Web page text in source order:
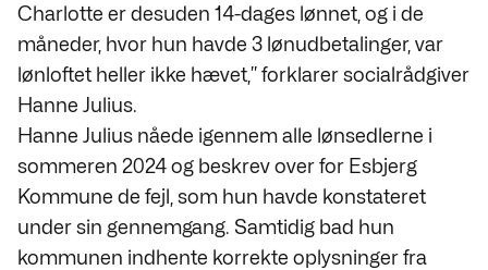
Charlotte er desuden 14-dages lønnet, og i de
måneder, hvor hun havde 3 lønudbetalinger, var
lønloftet heller ikke hævet,” forklarer socialrådgiver
Hanne Julius.
Hanne Julius nåede igennem alle lønsedlerne i
sommeren 2024 og beskrev over for Esbjerg
Kommune de fejl, som hun havde konstateret
under sin gennemgang. Samtidig bad hun
kommunen indhente korrekte oplysninger fra